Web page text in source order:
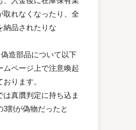
取れなくなったり、全
納品されたりな
造部品について以下
ムページ上で注意喚起
ります。
は真贋判定に持ち込ま
3割が偽物だったと